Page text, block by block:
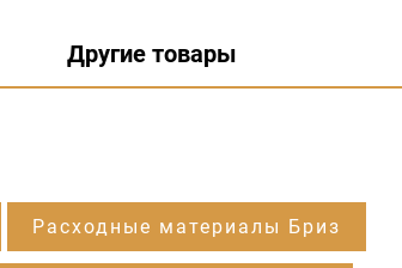
Другие товары
Расходные материалы Бриз